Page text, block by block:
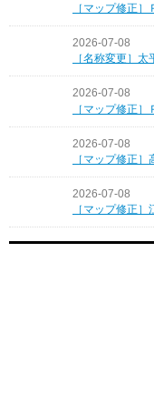
［マップ修正
2026-07-08
［名称変更］
2026-07-08
［マップ修正
2026-07-08
［マップ修正
2026-07-08
［マップ修正